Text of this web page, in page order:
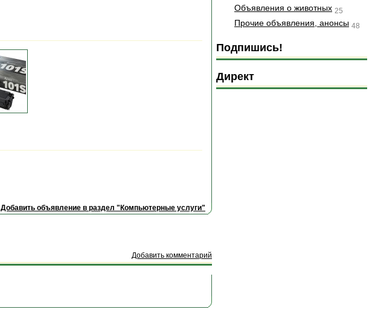
Добавить объявление в раздел "Компьютерные услуги"
Добавить комментарий
Объявления о животных 25
Прочие объявления, анонсы 48
Подпишись!
Директ